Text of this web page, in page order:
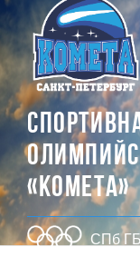
«КОМЕТА»
СПб